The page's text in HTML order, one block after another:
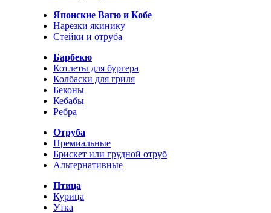
Японские Вагю и Кобе
Нарезки якинику
Стейки и отруба
Барбекю
Котлеты для бургера
Колбаски для гриля
Беконы
Кебабы
Ребра
Отруба
Премиальные
Брискет или грудной отруб
Альтернативные
Птица
Курица
Утка